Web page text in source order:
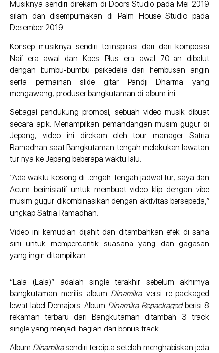
Musiknya sendiri direkam di Doors Studio pada Mei 2019
silam dan disempurnakan di Palm House Studio pada
Desember 2019.
Konsep musiknya sendiri terinspirasi dari dari komposisi
Naif era awal dan Koes Plus era awal 70-an dibalut
dengan bumbu-bumbu psikedelia dari hembusan angin
serta permainan slide gitar Pandji Dharma yang
mengawang, produser bangkutaman di album ini.
Sebagai pendukung promosi, sebuah video musik dibuat
secara apik. Menampilkan pemandangan musim gugur di
Jepang, video ini direkam oleh tour manager Satria
Ramadhan saat Bangkutaman tengah melakukan lawatan
tur nya ke Jepang beberapa waktu lalu.
“Ada waktu kosong di tengah-tengah jadwal tur, saya dan
Acum berinisiatif untuk membuat video klip dengan vibe
musim gugur dikombinasikan dengan aktivitas bersepeda,”
ungkap Satria Ramadhan.
Video ini kemudian dijahit dan ditambahkan efek di sana
sini untuk mempercantik suasana yang dan gagasan
yang ingin ditampilkan.
“Lala (Lala)” adalah single terakhir sebelum akhirnya
bangkutaman merilis album Dinamika versi re-packaged
lewat label Demajors. Album Dinamika Repackagedberisi 8
rekaman terbaru dari Bangkutaman ditambah 3 track
single yang menjadi bagian dari bonus track.
Album Dinamikasendiri tercipta setelah menghabiskan jeda